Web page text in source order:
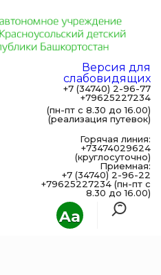
Aa
Версия для
слабовидящих
+7 (34740) 2-96-77
+79625227234
(пн-пт с 8.30 до 16.00)
(реализация путевок)
Горячая линия:
+73474029624
(круглосуточно)
Приемная:
+7 (34740) 2-96-22
+79625227234 (пн-пт с
8.30 до 16.00)